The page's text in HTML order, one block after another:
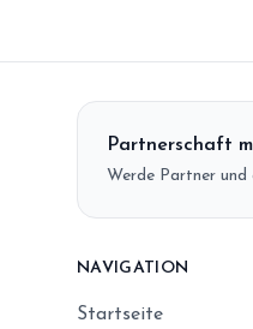
Partnerschaft
Werde Partner und
NAVIGATION
Startseite